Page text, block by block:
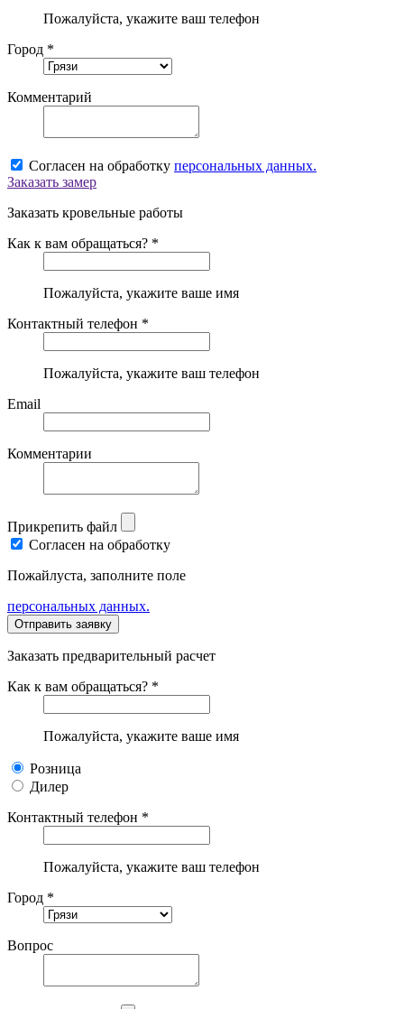
Пожалуйста, укажите ваш телефон
Город *
Комментарий
Согласен на обработку персональных данных.
Заказать замер
Заказать кровельные работы
Как к вам обращаться? *
Пожалуйста, укажите ваше имя
Контактный телефон *
Пожалуйста, укажите ваш телефон
Email
Комментарии
Прикрепить файл
Согласен на обработку
Пожайлуста, заполните поле
персональных данных.
Заказать предварительный расчет
Как к вам обращаться? *
Пожалуйста, укажите ваше имя
Розница
Дилер
Контактный телефон *
Пожалуйста, укажите ваш телефон
Город *
Вопрос